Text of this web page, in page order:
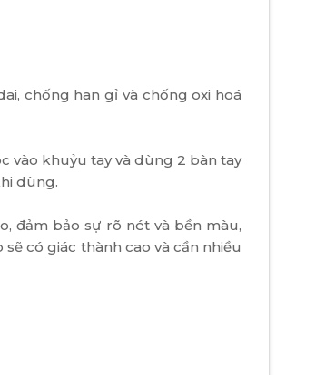
chống han gỉ và chống oxi hoá
vào khuỷu tay và dùng 2 bàn tay
dùng.
đảm bảo sự rõ nét và bền màu,
có giác thành cao và cần nhiều